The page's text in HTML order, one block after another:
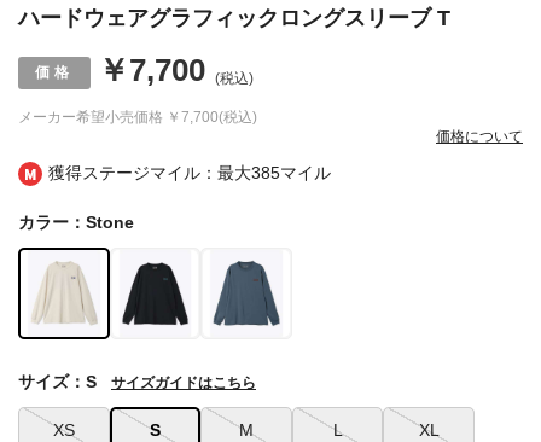
獲得ステージマイル：最大385マイル
ハードウェアグラフィックロングスリーブ T
メーカー希望小売価格 ￥7,700(税込)
￥7,700 (税込)
価格について
カラー：Stone
XS S M L XL
サイズ：S サイズガイドはこちら